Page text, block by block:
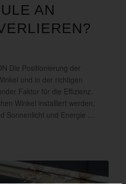
AN
Die Positionierung der
und in der richtigen
Faktor für die Effizienz.
Winkel installiert werden,
Sonnenlicht und Energie …